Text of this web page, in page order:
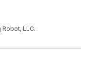
Robot, LLC.